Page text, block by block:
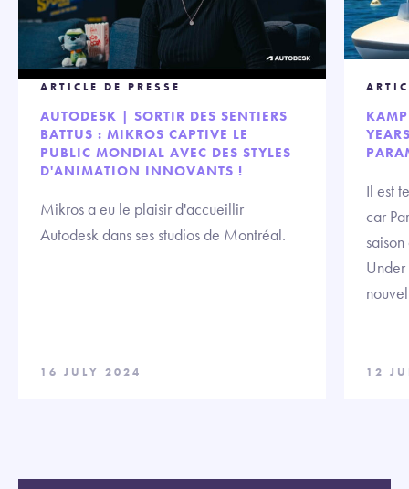
ARTICLE DE PRESSE
AUTODESK | SORTIR DES SENTIERS
BATTUS : MIKROS CAPTIVE LE
PUBLIC MONDIAL AVEC DES STYLES
D'ANIMATION INNOVANTS !
Mikros a eu le plaisir d'accueillir
Autodesk dans ses studios de Montréal.
16 JULY 2024
Il est
car
12